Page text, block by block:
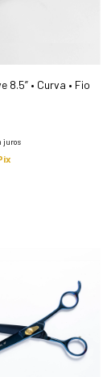
8.5” • Curva • Fio
juros